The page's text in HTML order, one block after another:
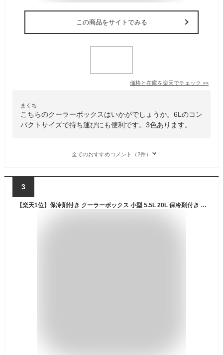
この商品をサイトでみる
価格と在庫を楽天でチェック >>
まくち
こちらのクーラーボックスはいかがでしょうか。6Lのコン
パクトサイズで持ち運びにも便利です。3色あります。
全てのおすすめコメント（2件）
3
【楽天1位】保冷剤付き クーラーボックス 小型 5.5L 20L 保冷剤付き 釣り 部活 ピクニック 氷 保冷力 花見 バーベキュー アウトドア おすすめ 防災 キャンプ 人気 軽い 災害時 飲み物 冷やす 持ち手 公式 PYKES PEAK